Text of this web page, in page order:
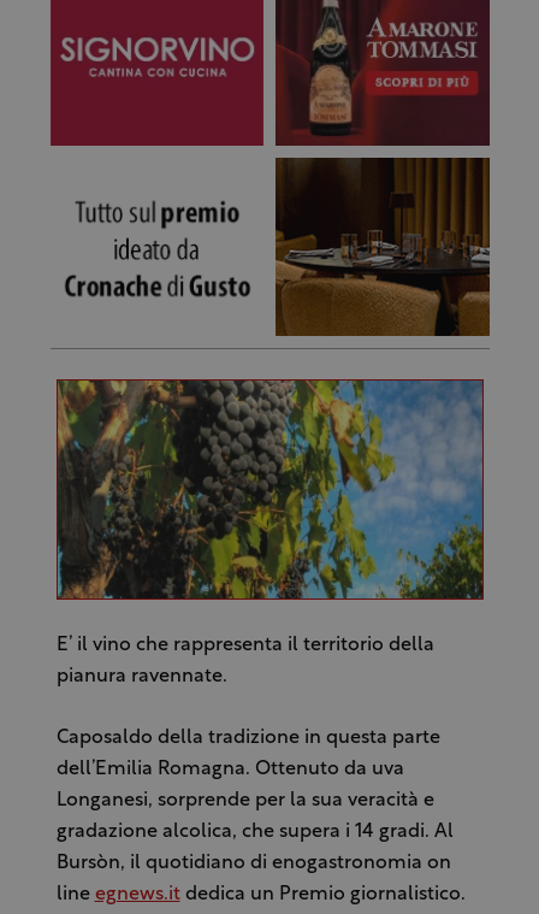
E’ il vino che rappresenta il territorio della
pianura ravennate.
Caposaldo della tradizione in questa parte
dell’Emilia Romagna. Ottenuto da uva
Longanesi, sorprende per la sua veracità e
gradazione alcolica, che supera i 14 gradi. Al
Bursòn, il quotidiano di enogastronomia on
line egnews.itdedica un Premio giornalistico.